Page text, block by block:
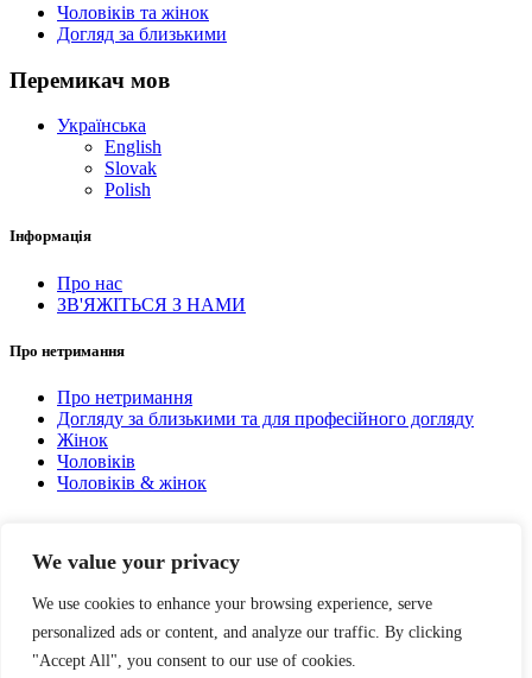
We value your privacy
We use cookies to enhance your browsing experience, serve
personalized ads or content, and analyze our traffic. By clicking
"Accept All", you consent to our use of cookies.
Чоловіків та жінок
Догляд за близькими
Перемикач мов
Українська
English
Slovak
Polish
Інформація
Про нас
ЗВ'ЯЖІТЬСЯ З НАМИ
Про нетримання
Про нетримання
Догляду за близькими та для професійного догляду
Жінок
Чоловіків
Чоловіків & жінок
Юридичне повідомлення
Умови використання
Політика конфіденційності
Політика використання файлів cookie